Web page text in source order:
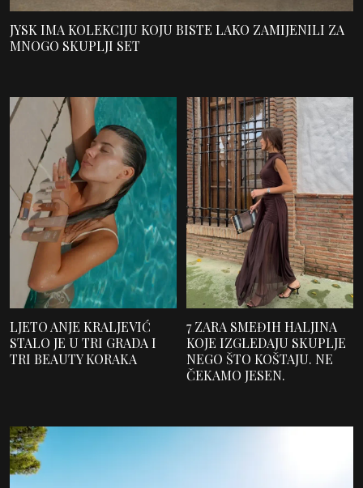
JYSK IMA KOLEKCIJU KOJU BISTE LAKO ZAMIJENILI ZA
MNOGO SKUPLJI SET
LJETO ANJE KRALJEVIĆ
STALO JE U TRI GRADA I
TRI BEAUTY KORAKA
7 ZARA SMEĐIH HALJINA
KOJE IZGLEDAJU SKUPLJE
NEGO ŠTO KOŠTAJU. NE
ČEKAMO JESEN.